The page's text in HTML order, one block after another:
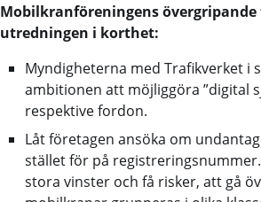
Mobilkranföreningens
utredningen i korthet:
Myndigheterna med Trafikverket i
ambitionen att möjliggöra ”digital
respektive fordon.
Låt företagen ansöka om
stället för på
stora vinster och få risker, att gå